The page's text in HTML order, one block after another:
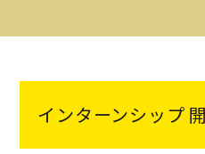
インターンシップ